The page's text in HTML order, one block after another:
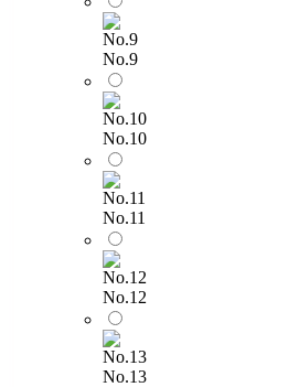
No.9
No.10
No.11
No.12
No.13